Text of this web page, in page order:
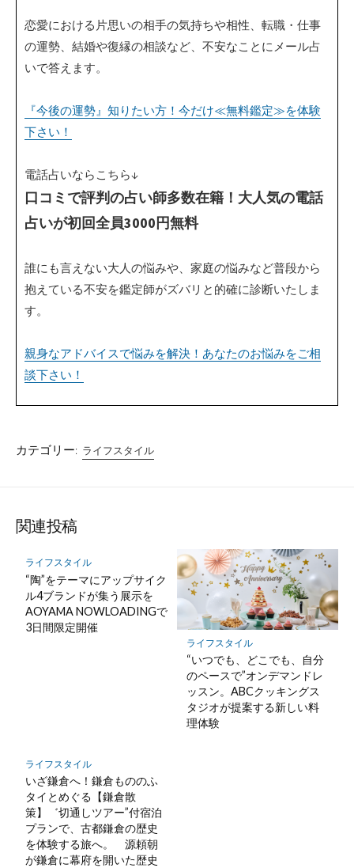
恋愛における片思いの相手の気持ちや相性、転職・仕事
の運勢、結婚や復縁の相談など、不安なことにメール占
いで答えます。
『今後の運勢』知りたい方！今だけ≪無料鑑定≫を体験
下さい！
電話占いならこちら↓
口コミで評判の占い師多数在籍！大人気の電話
占いが初回全員3000円無料
誰にも言えない大人の悩みや、家庭の悩みなど普段から
抱えている不安を鑑定師がズバリと的確に診断いたしま
す。
親身なアドバイスで悩みを解決！あなたのお悩みをご相
談下さい！
カテゴリー: ライフスタイル
関連投稿
ライフスタイル
“陶”をテーマにアップサイク
ル4ブランドが集う展示を
AOYAMA NOWLOADINGで
3日間限定開催
ライフスタイル
“いつでも、どこでも、自分
のペースで”オンデマンドレ
ッスン。ABCクッキングス
タジオが提案する新しい料
理体験
ライフスタイル
いざ鎌倉へ！鎌倉もののふ
タイとめぐる【鎌倉散
策】゛切通しツアー”付宿泊
プランで、古都鎌倉の歴史
を体験する旅へ。 源頼朝
が鎌倉に幕府を開いた歴史